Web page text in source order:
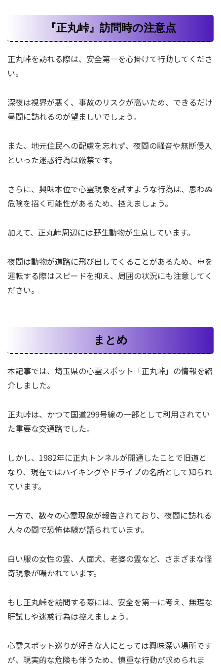
『正丸峠』訪問時の注意点
正丸峠を訪れる際は、安全第一を心掛けて行動してくださ
い。
深夜は視界が悪く、事故のリスクが高いため、できるだけ
昼間に訪れるのが望ましいでしょう。
また、地元住民への配慮を忘れず、夜間の騒音や無断侵入
といった迷惑行為は厳禁です。
さらに、興味本位で心霊現象を試すような行為は、思わぬ
危険を招く可能性があるため、控えましょう。
加えて、正丸峠周辺には野生動物が生息しています。
夜間は動物が道路に飛び出してくることがあるため、車を
運転する際はスピードを抑え、周囲の状況にも注意してく
ださい。
まとめ
本記事では、埼玉県の心霊スポット「正丸峠」の情報を紹
介しました。
正丸峠は、かつて国道299号線の一部として利用されてい
た重要な交通路でした。
しかし、1982年に正丸トンネルが開通したことで旧道と
なり、現在ではハイキングやドライブの名所として知られ
ています。
一方で、数々の心霊現象が報告されており、夜間に訪れる
人々の間で恐怖体験が語られています。
白い服の女性の霊、人面犬、老婆の霊など、さまざまな怪
奇現象が囁かれています。
もし正丸峠を訪問する際には、安全を第一に考え、無理な
肝試しや迷惑行為は控えましょう。
心霊スポット巡りが好きな人にとっては興味深い場所です
が、現実的な危険も伴うため、慎重な行動が求められま